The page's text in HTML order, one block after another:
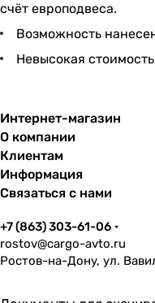
счёт европодвеса.
Возможность
Невысокая
Интернет-магазин
О компании
Клиентам
Информация
Связаться с нами
+7 (863) 303-61-06
rostov@cargo-avto.ru
Ростов-на-Дону, ул.